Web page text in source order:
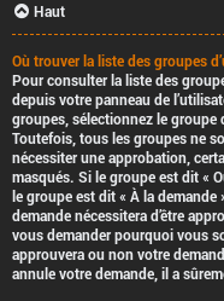
Haut
Où trouver la liste des groupes
Pour consulter la liste des
depuis votre panneau de
groupes, sélectionnez le
Toutefois, tous les groupes ne
nécessiter une approbation,
masqués. Si le groupe est dit «
le groupe est dit « À la
demande nécessitera d’être
vous demander pourquoi vous
approuvera ou non votre
annule votre demande, il a